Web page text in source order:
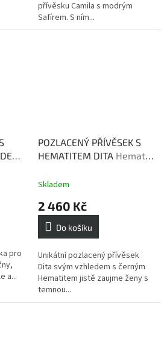
přívěsku Camila s modrým
Safírem. S ním...
pro
a...
POZLACENÝ PŘÍVĚSEK S
HEMATITEM DITA Hematit
Skladem
2 460 Kč
Do košíku
Unikátní pozlacený přívěsek
Dita svým vzhledem s černým
Hematitem jistě zaujme ženy s
temnou...